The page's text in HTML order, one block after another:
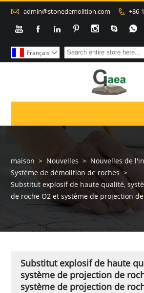
 admin@stonedemolition.com  +86-
      
Français 
maison > Nouvelles > Nouvelles de
Système de démolition de roches >
Substitut explosif de haute qualité,
de roche O2 et système de projection
Substitut explosif de haute
système de projection de
système de projection de